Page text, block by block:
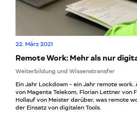
22. März 2021
Remote Work: Mehr als nur
Weiterbildung und Wissenstransfer
Ein Jahr Lockdown - ein Jahr remote work.
von Magenta Telekom, Florian Lettner von
Hollauf von Meister darüber, was remote
der Einsatz von digitalen Tools.